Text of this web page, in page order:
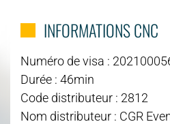
INFORMATIONS CNC
Numéro de visa :
Durée : 46min
Code distributeur : 2812
Nom distributeur : CGR